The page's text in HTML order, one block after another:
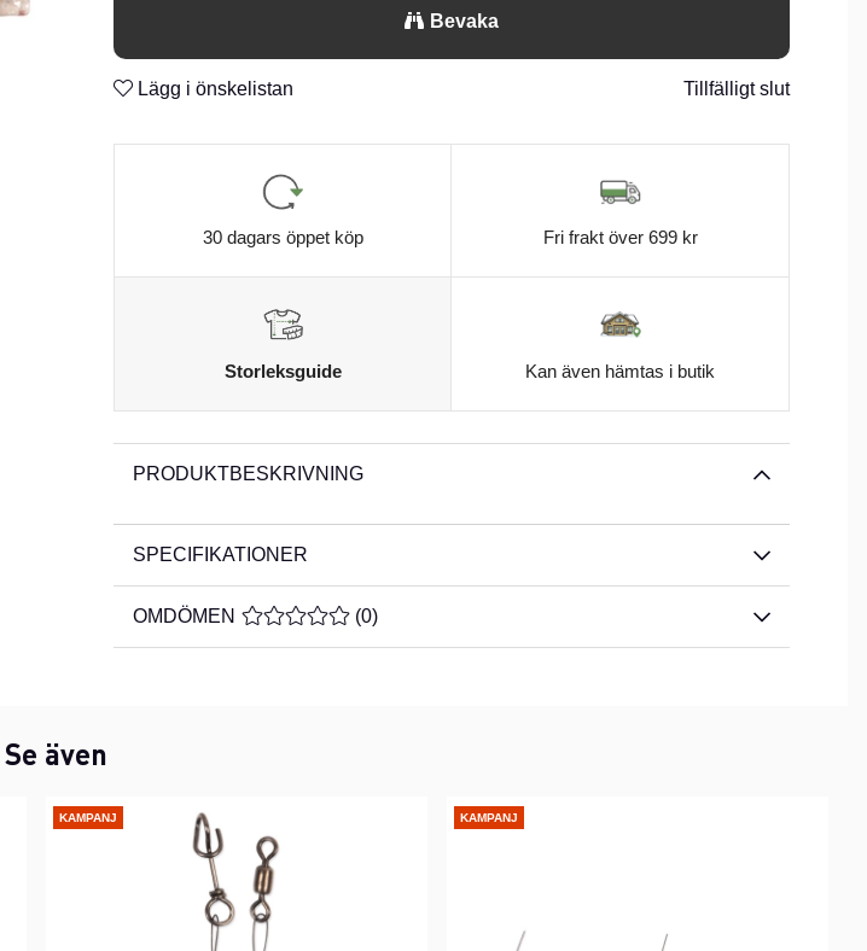
Bevaka
Lägg i önskelistan Tillfälligt slut
30 dagars öppet köp Fri frakt över 699 kr
Storleksguide Kan även hämtas i butik
PRODUKTBESKRIVNING
SPECIFIKATIONER
OMDÖMEN MEDELBETYG 0 AV 5 ANTAL BETYG 0
(0)
Se även
KAMPANJ KAMPANJ